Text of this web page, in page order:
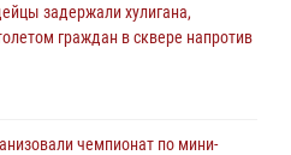
задержали хулигана,
граждан в сквере напротив
чемпионат по мини-